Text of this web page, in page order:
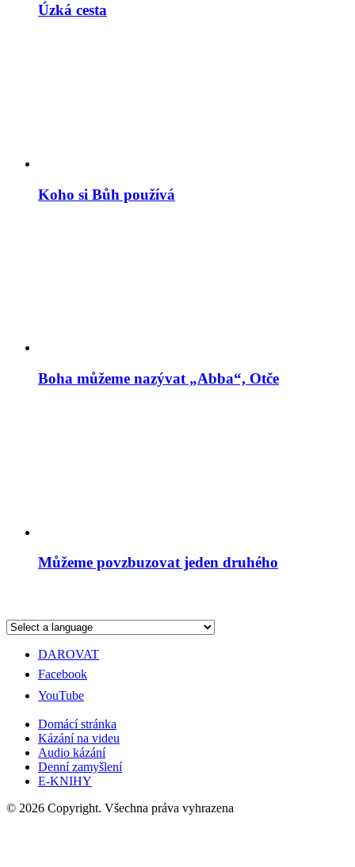
Úzká cesta
Koho si Bůh používá
Boha můžeme nazývat „Abba“, Otče
Můžeme povzbuzovat jeden druhého
DAROVAT
Facebook
YouTube
Domácí stránka
Kázání na videu
Audio kázání
Denní zamyšlení
E-KNIHY
© 2026 Copyright. Všechna práva vyhrazena